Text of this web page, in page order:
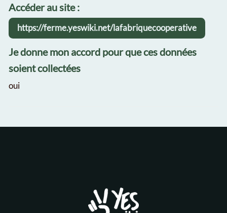
Accéder au site :
https://ferme.yeswiki.net/lafabriquecooperative
Je donne mon accord pour que ces données
soient collectées
oui